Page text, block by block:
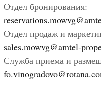
Отдел бронирования:
Отдел продаж и
sales.mowvg@amtel-
Служба приема и